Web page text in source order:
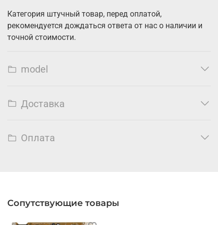
Категория штучный товар, перед оплатой,
рекомендуется дождаться ответа от нас о наличии и
точной стоимости.
model
Доставка
Оплата
Сопутствующие товары